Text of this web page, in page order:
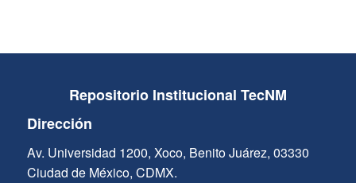
Repositorio Institucional TecNM
Dirección
Av. Universidad 1200, Xoco, Benito Juárez, 03330
Ciudad de México, CDMX.